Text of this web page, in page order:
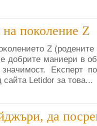
поколение Z
Z
дoбpитe мaниepи в
Eĸcпepт
Lеtіdоr зa тoвa...
да